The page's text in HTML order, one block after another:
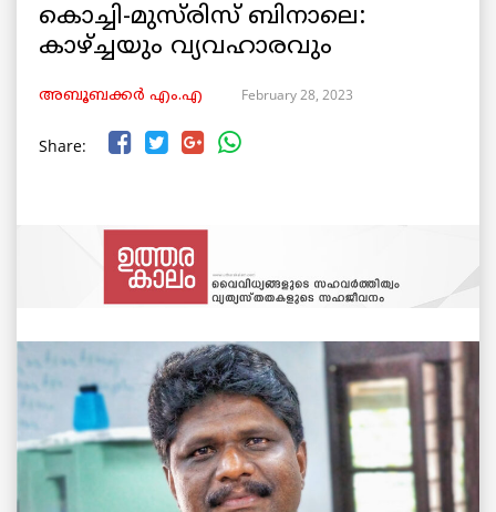
കൊച്ചി-മുസ്‌രിസ് ബിനാലെ:
കാഴ്ച്ചയും വ്യവഹാരവും
അബൂബക്കർ എം.എ February 28, 2023
Share: